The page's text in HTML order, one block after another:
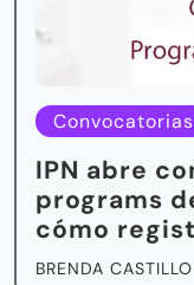
Convocatorias
IPN abre
programs
cómo
BRENDA CASTILLO